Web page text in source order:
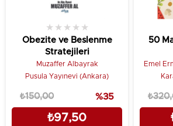
Obezite ve Beslenme
Stratejileri
★ ★ ★ ★ ★
Muzaffer Albayrak
Pusula Yayınevi (Ankara)
₺97,50
₺150,00 %35
50
Emel